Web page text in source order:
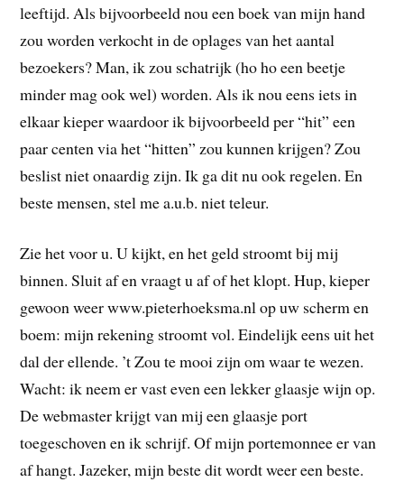
leeftijd. Als bijvoorbeeld nou een boek van mijn hand
zou worden verkocht in de oplages van het aantal
bezoekers? Man, ik zou schatrijk (ho ho een beetje
minder mag ook wel) worden. Als ik nou eens iets in
elkaar kieper waardoor ik bijvoorbeeld per “hit” een
paar centen via het “hitten” zou kunnen krijgen? Zou
beslist niet onaardig zijn. Ik ga dit nu ook regelen. En
beste mensen, stel me a.u.b. niet teleur.
Zie het voor u. U kijkt, en het geld stroomt bij mij
binnen. Sluit af en vraagt u af of het klopt. Hup, kieper
gewoon weer www.pieterhoeksma.nl op uw scherm en
boem: mijn rekening stroomt vol. Eindelijk eens uit het
dal der ellende. ’t Zou te mooi zijn om waar te wezen.
Wacht: ik neem er vast even een lekker glaasje wijn op.
De webmaster krijgt van mij een glaasje port
toegeschoven en ik schrijf. Of mijn portemonnee er van
af hangt. Jazeker, mijn beste dit wordt weer een beste.